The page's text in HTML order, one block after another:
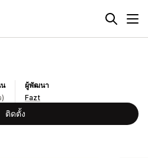
ผู้พัฒนา
Fazt
ติดตั้ง